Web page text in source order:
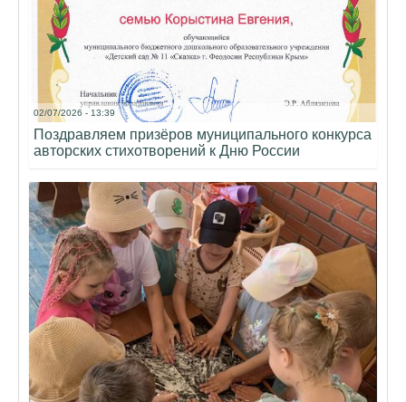
02/07/2026 - 13:39
Поздравляем призёров муниципального конкурса
авторских стихотворений к Дню России